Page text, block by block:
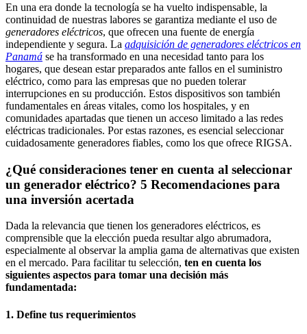
En una era donde la tecnología se ha vuelto indispensable, la
continuidad de nuestras labores se garantiza mediante el uso de
generadores eléctricos, que ofrecen una fuente de energía
independiente y segura. La adquisición de generadores eléctricos en
Panamá se ha transformado en una necesidad tanto para los
hogares, que desean estar preparados ante fallos en el suministro
eléctrico, como para las empresas que no pueden tolerar
interrupciones en su producción. Estos dispositivos son también
fundamentales en áreas vitales, como los hospitales, y en
comunidades apartadas que tienen un acceso limitado a las redes
eléctricas tradicionales. Por estas razones, es esencial seleccionar
cuidadosamente generadores fiables, como los que ofrece RIGSA.
¿Qué consideraciones tener en cuenta al seleccionar
un generador eléctrico? 5 Recomendaciones para
una inversión acertada
Dada la relevancia que tienen los generadores eléctricos, es
comprensible que la elección pueda resultar algo abrumadora,
especialmente al observar la amplia gama de alternativas que existen
en el mercado. Para facilitar tu selección, ten en cuenta los
siguientes aspectos para tomar una decisión más
fundamentada:
1. Define tus requerimientos